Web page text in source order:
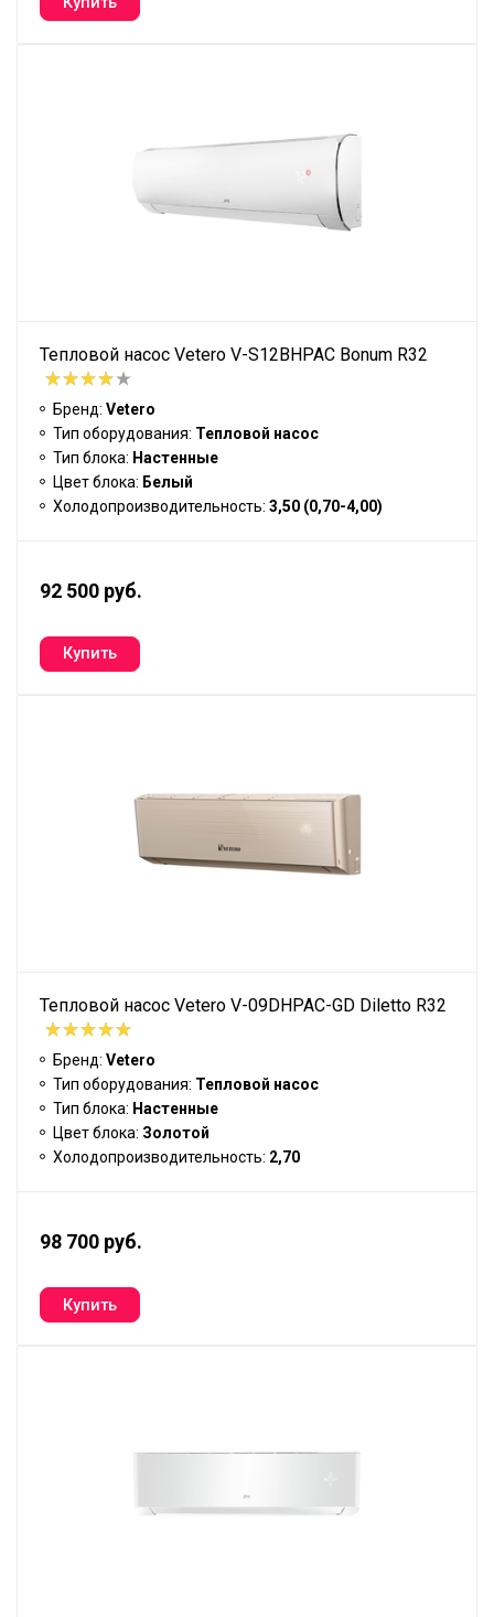
Тепловой насос Vetero V-S12BHPAC Bonum R32
Бренд: Vetero
Тип оборудования: Тепловой насос
Тип блока: Настенные
Цвет блока: Белый
Холодопроизводительность: 3,50 (0,70-4,00)
92 500 руб.
Тепловой насос Vetero V-09DHPAC-GD Diletto R32
Бренд: Vetero
Тип оборудования: Тепловой насос
Тип блока: Настенные
Цвет блока: Золотой
Холодопроизводительность: 2,70
98 700 руб.